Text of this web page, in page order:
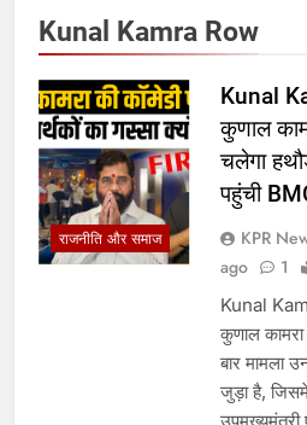
Kunal Kamra Row
राजनीति और समाज
Kunal
कुणाल
चलेगा
पहुंची
KPR
ago
1
Kunal
कुणाल
बार मामला
जुड़ा है, जिसमें